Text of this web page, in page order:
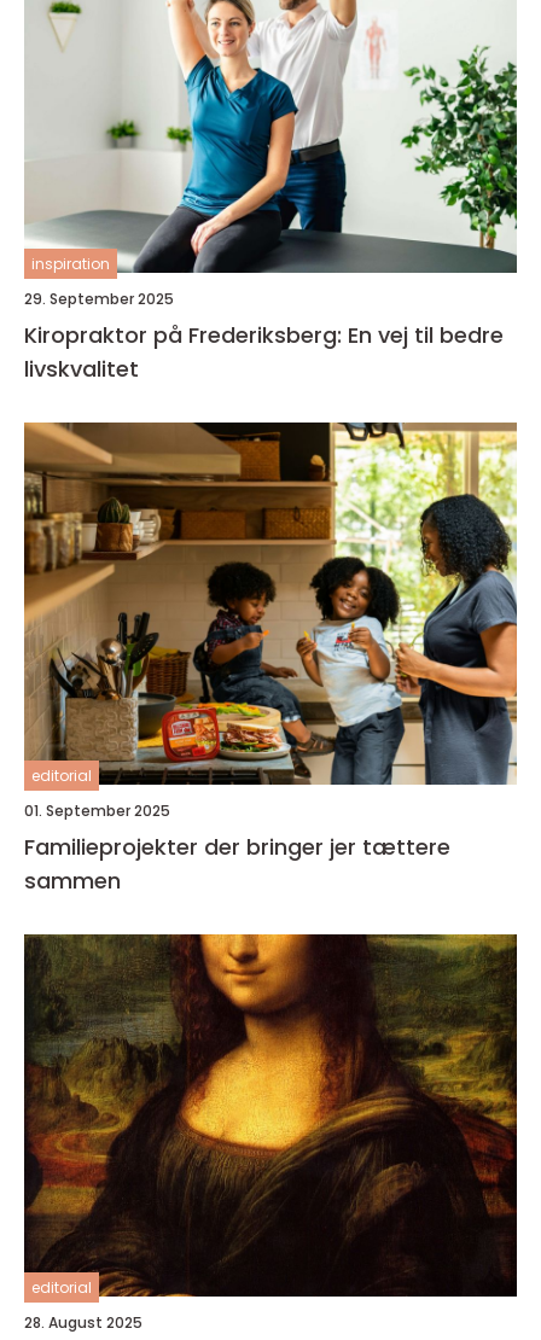
inspiration
29. September 2025
Kiropraktor på Frederiksberg: En vej til bedre
livskvalitet
editorial
01. September 2025
Familieprojekter der bringer jer tættere
sammen
editorial
28. August 2025